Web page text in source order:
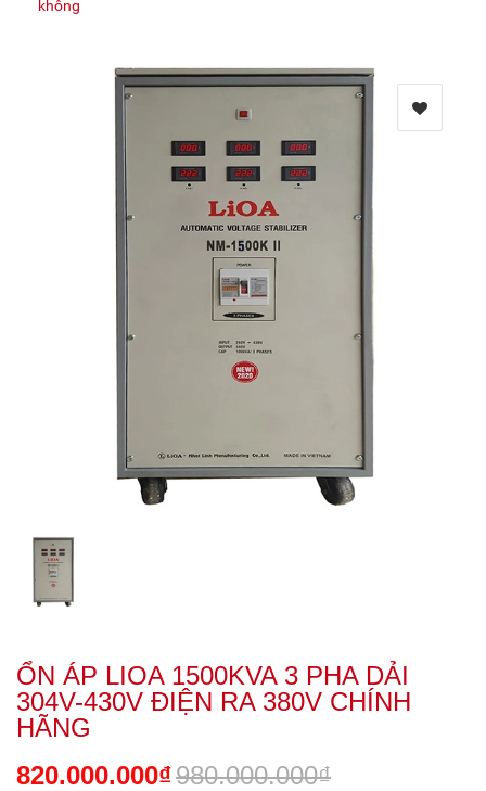
không
ỔN ÁP LIOA 1500KVA 3 PHA DẢI
304V-430V ĐIỆN RA 380V CHÍNH
HÃNG
820.000.000₫980.000.000₫